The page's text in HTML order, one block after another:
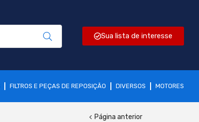
Sua lista de interesse
FILTROS E PEÇAS DE REPOSIÇÃO DIVERSOS MOTORES
Página anterior